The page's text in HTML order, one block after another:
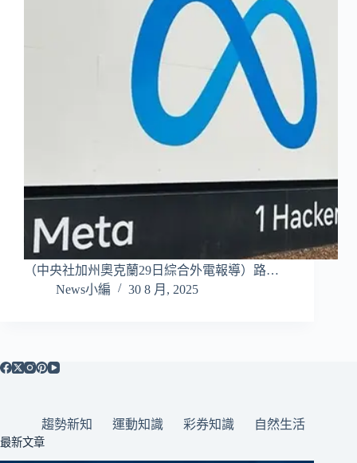
（中央社加州奧克蘭29日綜合外電報導）路…
News小編
30 8 月, 2025
趨勢新知 運動知識 彩券知識 自然生活
最新文章